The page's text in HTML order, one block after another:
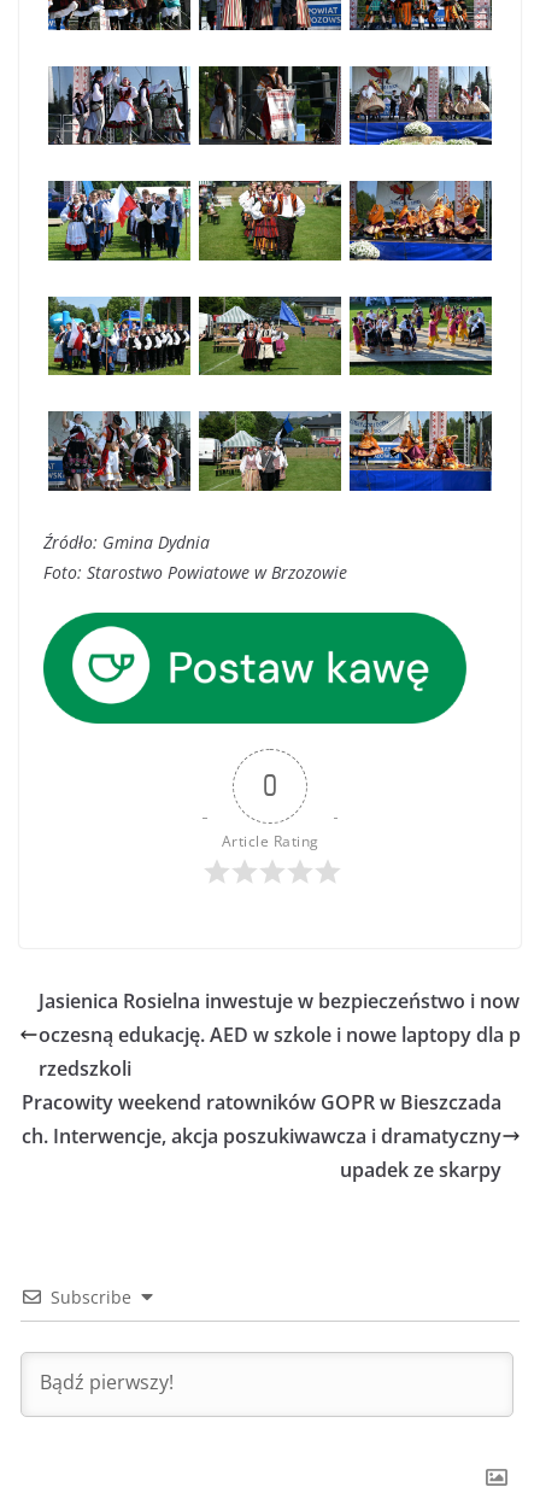
Źródło: Gmina Dydnia
Foto: Starostwo Powiatowe w Brzozowie
0
Article Rating
Jasienica Rosielna inwestuje w bezpieczeństwo i now
oczesną edukację. AED w szkole i nowe laptopy dla p
rzedszkoli
Pracowity weekend ratowników GOPR w Bieszczada
ch. Interwencje, akcja poszukiwawcza i dramatyczny
upadek ze skarpy
Subscribe